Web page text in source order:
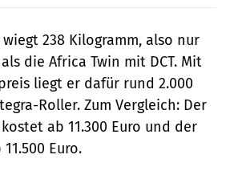
wiegt 238 Kilogramm, also nur
die Africa Twin mit DCT. Mit
liegt er dafür rund 2.000
Roller. Zum Vergleich: Der
ab 11.300 Euro und der
Euro.